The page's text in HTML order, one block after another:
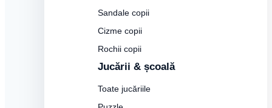
Sandale copii
Cizme copii
Rochii copii
Jucării & școală
Toate jucăriile